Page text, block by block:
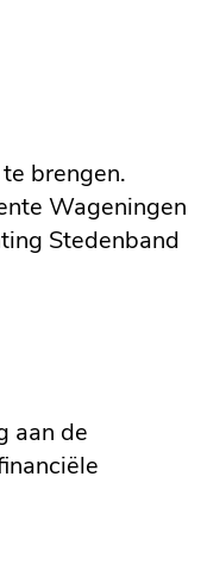
brengen.
Wageningen
Stedenband
aan de